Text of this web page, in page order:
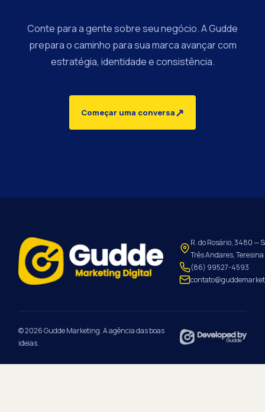
Conte para a gente sobre seu negócio. A Gudde
prepara o caminho para sua marca avançar com
estratégia, identidade e consistência.
Começar uma conversa↗
R. do Rosário, 3480 —
Três Andares,
(86) 99527-4593
© 2026 Gudde Marketing. A agência das boas
ideias.